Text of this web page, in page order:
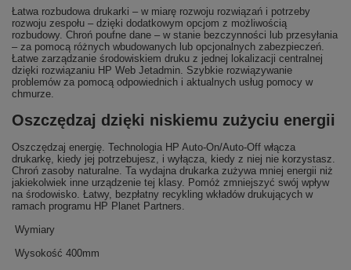
Łatwa rozbudowa drukarki – w miarę rozwoju rozwiązań i potrzeby
rozwoju zespołu – dzięki dodatkowym opcjom z możliwością
rozbudowy. Chroń poufne dane – w stanie bezczynności lub przesyłania
– za pomocą różnych wbudowanych lub opcjonalnych zabezpieczeń.
Łatwe zarządzanie środowiskiem druku z jednej lokalizacji centralnej
dzięki rozwiązaniu HP Web Jetadmin. Szybkie rozwiązywanie
problemów za pomocą odpowiednich i aktualnych usług pomocy w
chmurze.
Oszczędzaj dzięki niskiemu zużyciu energii
Oszczędzaj energię. Technologia HP Auto-On/Auto-Off włącza
drukarkę, kiedy jej potrzebujesz, i wyłącza, kiedy z niej nie korzystasz.
Chroń zasoby naturalne. Ta wydajna drukarka zużywa mniej energii niż
jakiekolwiek inne urządzenie tej klasy. Pomóż zmniejszyć swój wpływ
na środowisko. Łatwy, bezpłatny recykling wkładów drukujących w
ramach programu HP Planet Partners.
Wymiary
Wysokość 400mm